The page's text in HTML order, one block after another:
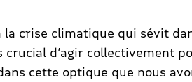
la crise climatique qui sévit
crucial d’agir collectivement
cette optique que nous